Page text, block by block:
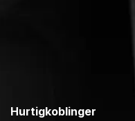
Hurtigkoblinger